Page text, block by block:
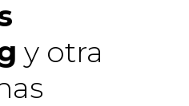
y otra